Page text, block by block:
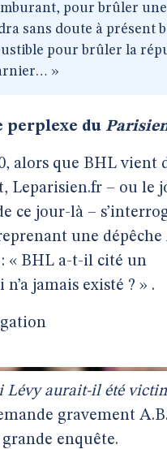
pour brûler une
sans doute à présent
pour brûler la
»
perplexe du
alors que BHL vient
Leparisien.fr – ou le
ce jour-là –
une dépêche
« BHL a-t-il cité un
jamais existé ? » .
Lévy aurait-il été
gravement
enquête.